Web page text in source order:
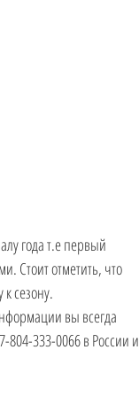
Стоит отметить, что
сезону.
вы всегда
804-333-0066 в России и